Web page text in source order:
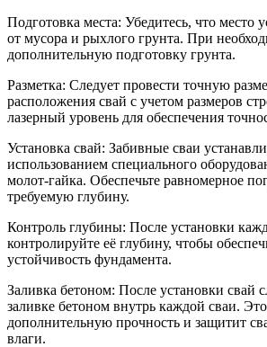
Подготовка места: Убедитесь, что место
от мусора и рыхлого грунта. При
дополнительную подготовку грунта.
Разметка: Следует провести точную
расположения свай с учетом размеров
лазерный уровень для обеспечения
Установка свай: Забивные сваи
использованием специального
молот-гайка. Обеспечьте равномерное
требуемую глубину.
Контроль глубины: После установки
контролируйте её глубину, чтобы
устойчивость фундамента.
Заливка бетоном: После установки свай
заливке бетоном внутрь каждой сваи.
дополнительную прочность и защитит
влаги.